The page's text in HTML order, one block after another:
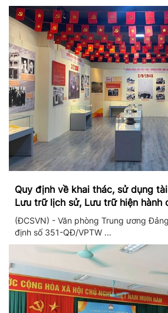
Quy định về khai thác, sử dụng
Lưu trữ lịch sử, Lưu trữ hiện hành
Đảng và Văn phòng Trung ương
(ĐCSVN) - Văn phòng Trung ương
định số 351-QĐ/VPTW ...